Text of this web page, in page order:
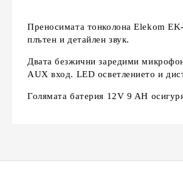
Преносимата тонколона Elekom
плътен и детайлен звук.
Двата безжични заредими
AUX вход. LED осветлението и
Голямата батерия 12V 9 AH